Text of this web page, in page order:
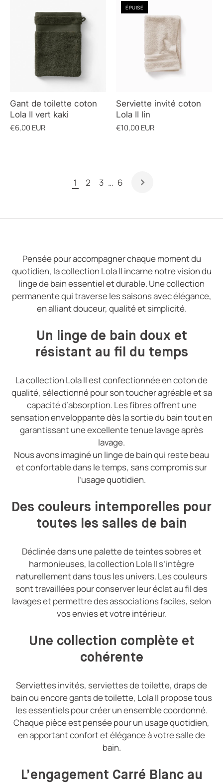
Gant de toilette coton
Lola II vert kaki
€6,00 EUR
ÉPUISÉ
Serviette invité coton
Lola II lin
€10,00 EUR
1 2 3 … 6
Pensée pour accompagner chaque moment du
quotidien, la collection Lola II incarne notre vision du
linge de bain essentiel et durable. Une collection
permanente qui traverse les saisons avec élégance,
en alliant douceur, qualité et simplicité.
Un linge de bain doux et
résistant au fil du temps
La collection Lola II est confectionnée en coton de
qualité, sélectionné pour son toucher agréable et sa
capacité d’absorption. Les fibres offrent une
sensation enveloppante dès la sortie du bain tout en
garantissant une excellente tenue lavage après
lavage.
Nous avons imaginé un linge de bain qui reste beau
et confortable dans le temps, sans compromis sur
l’usage quotidien.
Des couleurs intemporelles pour
toutes les salles de bain
Déclinée dans une palette de teintes sobres et
harmonieuses, la collection Lola II s’intègre
naturellement dans tous les univers. Les couleurs
sont travaillées pour conserver leur éclat au fil des
lavages et permettre des associations faciles, selon
vos envies et votre intérieur.
Une collection complète et
cohérente
Serviettes invités, serviettes de toilette, draps de
bain ou encore gants de toilette, Lola II propose tous
les essentiels pour créer un ensemble coordonné.
Chaque pièce est pensée pour un usage quotidien,
en apportant confort et élégance à votre salle de
bain.
L’engagement Carré Blanc au